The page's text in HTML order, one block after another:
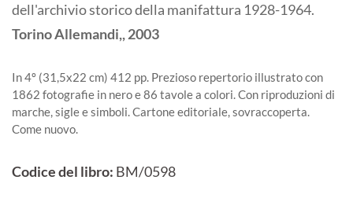
dell'archivio storico della manifattura 1928-1964.
TorinoAllemandi,,2003
In 4º (31,5x22 cm) 412 pp. Prezioso repertorio illustrato con
1862 fotografie in nero e 86 tavole a colori. Con riproduzioni di
marche, sigle e simboli. Cartone editoriale, sovraccoperta.
Come nuovo.
Codice del libro: BM/0598